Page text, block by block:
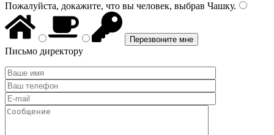
Пожалуйста, докажите, что вы человек, выбрав Чашку.
Письмо директору